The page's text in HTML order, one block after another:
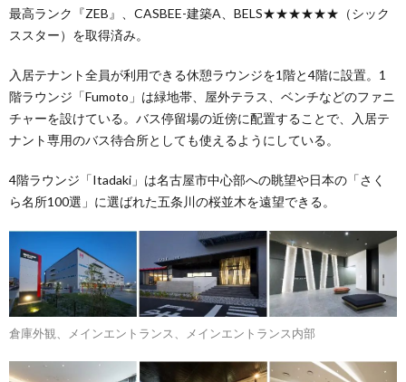
最高ランク『ZEB』、CASBEE-建築A、BELS★★★★★★（シック
ススター）を取得済み。
入居テナント全員が利用できる休憩ラウンジを1階と4階に設置。1
階ラウンジ「Fumoto」は緑地帯、屋外テラス、ベンチなどのファニ
チャーを設けている。バス停留場の近傍に配置することで、入居テ
ナント専用のバス待合所としても使えるようにしている。
4階ラウンジ「Itadaki」は名古屋市中心部への眺望や日本の「さく
ら名所100選」に選ばれた五条川の桜並木を遠望できる。
倉庫外観、メインエントランス、メインエントランス内部